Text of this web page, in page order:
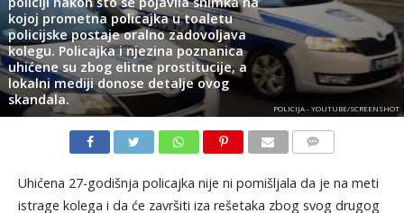
kojoj prometna policajka u toaletu
policijske postaje oralno zadovoljava
kolegu. Policajka i njezina poznanica
uhićene su zbog elitne prostitucije, a
lokalni mediji donose detalje ovog
skandala.
POLICIJA - YOUTUBE/SCREENSHOT
Uhićena 27-godišnja policajka nije ni pomišljala da je na meti
istrage kolega i da će završiti iza rešetaka zbog svog drugog